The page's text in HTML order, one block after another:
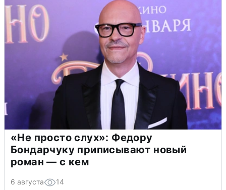
«Не просто слух»: Федору
Бондарчуку приписывают новый
роман — с кем
6 августа 14